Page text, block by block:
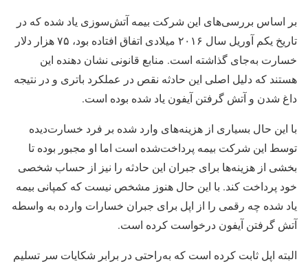
بر اساس بررسی‌های این شرکت بیمه آتش‌سوزی یاد شده که در
تاریخ یکم آوریل سال ۲۰۱۶ میلادی اتفاق افتاده بود، ۷۵ هزار دلار
خسارت به‌جای گذاشته است. منابع قانونی نشان دهنده این
هستند که دلیل اصلی این حادثه نقص در عملکرد باتری و در نتیجه
داغ شدن و آتش گرفتن آیفون یاد شده بوده است.
با این حال بسیاری از هزینه‌های وارد شده بر فرد خسارت‌دیده
توسط این شرکت بیمه پرداخت‌شده است اما او مجبور بوده تا
بخشی از هزینه‌ها برای جبران این حادثه را نیز از حساب شخصی
خود پرداخت کند. با این حال هنوز مشخص نیست که کمپانی بیمه
یاد شده چه رقمی را از اپل برای جبران خسارات وارده به واسطه
آتش گرفتن آیفون درخواست کرده است.
البته اپل ثابت کرده است که به‌راحتی در برابر شکایات سر تسلیم